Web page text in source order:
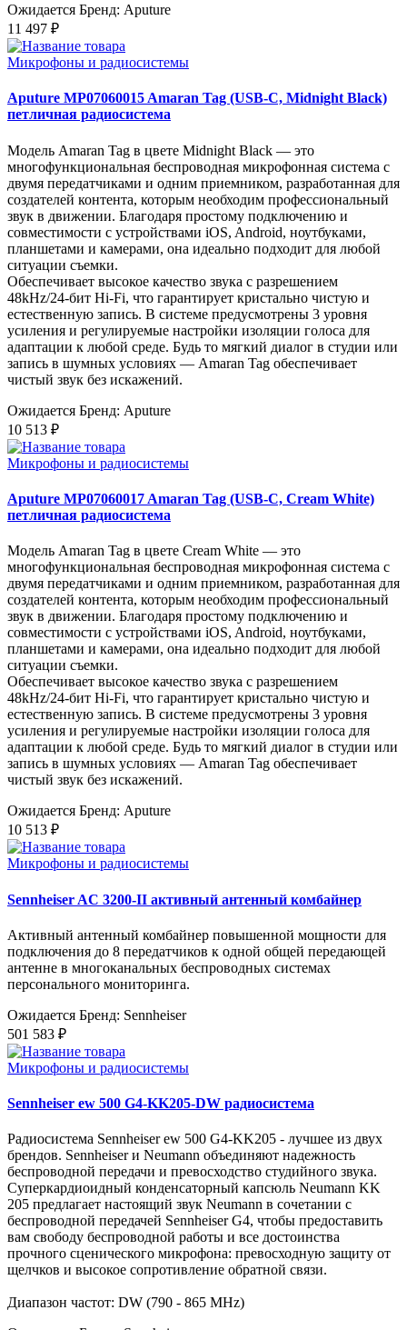
Ожидается Бренд: Aputure
11 497 ₽
Микрофоны и радиосистемы
Aputure MP07060015 Amaran Tag (USB-C, Midnight Black)
петличная радиосистема
Модель Amaran Tag в цвете Midnight Black — это
многофункциональная беспроводная микрофонная система с
двумя передатчиками и одним приемником, разработанная для
создателей контента, которым необходим профессиональный
звук в движении. Благодаря простому подключению и
совместимости с устройствами iOS, Android, ноутбуками,
планшетами и камерами, она идеально подходит для любой
ситуации съемки.
Обеспечивает высокое качество звука с разрешением
48kHz/24-бит Hi-Fi, что гарантирует кристально чистую и
естественную запись. В системе предусмотрены 3 уровня
усиления и регулируемые настройки изоляции голоса для
адаптации к любой среде. Будь то мягкий диалог в студии или
запись в шумных условиях — Amaran Tag обеспечивает
чистый звук без искажений.
Ожидается Бренд: Aputure
10 513 ₽
Микрофоны и радиосистемы
Aputure MP07060017 Amaran Tag (USB-C, Cream White)
петличная радиосистема
Модель Amaran Tag в цвете Cream White — это
многофункциональная беспроводная микрофонная система с
двумя передатчиками и одним приемником, разработанная для
создателей контента, которым необходим профессиональный
звук в движении. Благодаря простому подключению и
совместимости с устройствами iOS, Android, ноутбуками,
планшетами и камерами, она идеально подходит для любой
ситуации съемки.
Обеспечивает высокое качество звука с разрешением
48kHz/24-бит Hi-Fi, что гарантирует кристально чистую и
естественную запись. В системе предусмотрены 3 уровня
усиления и регулируемые настройки изоляции голоса для
адаптации к любой среде. Будь то мягкий диалог в студии или
запись в шумных условиях — Amaran Tag обеспечивает
чистый звук без искажений.
Ожидается Бренд: Aputure
10 513 ₽
Микрофоны и радиосистемы
Sennheiser AC 3200-II активный антенный комбайнер
Активный антенный комбайнер повышенной мощности для
подключения до 8 передатчиков к одной общей передающей
антенне в многоканальных беспроводных системах
персонального мониторинга.
Ожидается Бренд: Sennheiser
501 583 ₽
Микрофоны и радиосистемы
Sennheiser ew 500 G4-KK205-DW радиосистема
Радиосистема Sennheiser ew 500 G4-KK205 - лучшее из двух
брендов. Sennheiser и Neumann объединяют надежность
беспроводной передачи и превосходство студийного звука.
Суперкардиоидный конденсаторный капсюль Neumann KK
205 предлагает настоящий звук Neumann в сочетании с
беспроводной передачей Sennheiser G4, чтобы предоставить
вам свободу беспроводной работы и все достоинства
прочного сценического микрофона: превосходную защиту от
щелчков и высокое сопротивление обратной связи.
Диапазон частот: DW (790 - 865 MHz)